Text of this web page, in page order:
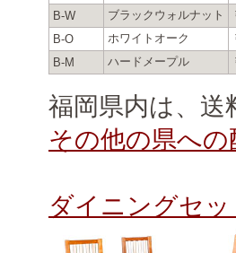
B-W
ブラックウォルナット
B-O
ホワイトオーク
B-M
ハードメープル
福岡県内は、送
その他の県へ
ダイニングセ